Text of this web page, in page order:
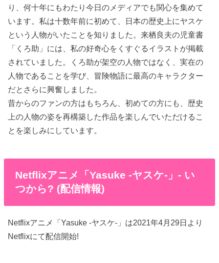
り、何十年にもわたり今日のメディアでも関心を集めて
います。私は十数年前に初めて、日本の歴史上にヤスケ
という人物がいたことを知りました。来栖良夫の児童書
「くろ助」には、私の好奇心をくすぐるイラストが掲載
されていました。くろ助が架空の人物ではなく、実在の
人物であることを学び、冒険物語に最高のキャラクター
だとさらに興奮しました。
昔からのファンの方はもちろん、初めての方にも、歴史
上の人物の姿を再構築した作品を楽しんでいただけるこ
とを楽しみにしています。
Netflixアニメ「Yasuke -ヤスケ-」- い
つから? (配信情報)
Netflixアニメ「Yasuke -ヤスケ-」は2021年4月29日より
Netflixにて配信開始!